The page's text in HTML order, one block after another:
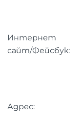
Интернет
сайт/Фейсбук:
Адрес: